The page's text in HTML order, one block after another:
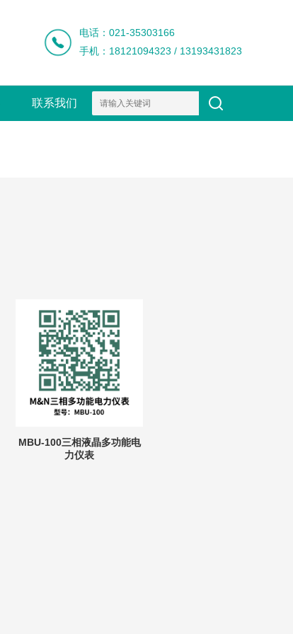
电话：021-35303166
手机：18121094323 / 13193431823
联系我们
MBU-100三相液晶多功能电
力仪表